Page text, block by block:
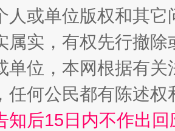
人或单位版权和其它
属实，有权先行撤
单位，本网根据有
任何公民都有陈述
知后15日内不作出